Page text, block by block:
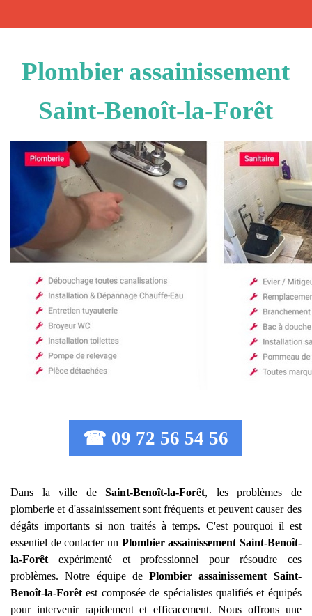
Plombier assainissement
Saint-Benoît-la-Forêt
☎ 09 72 56 54 56
Dans la ville deSaint-Benoît-la-Forêt, les problèmes de
plomberie et d'assainissement sont fréquents et peuvent causer des
dégâts importants si non traités à temps. C'est pourquoi il est
essentiel de contacter un Plombier assainissement Saint-Benoît-
la-Forêt expérimenté et professionnel pour résoudre ces
problèmes. Notre équipe dePlombier assainissement Saint-
Benoît-la-Forêt est composée de spécialistes qualifiés et équipés
pour intervenir rapidement et efficacement. Nous offrons une